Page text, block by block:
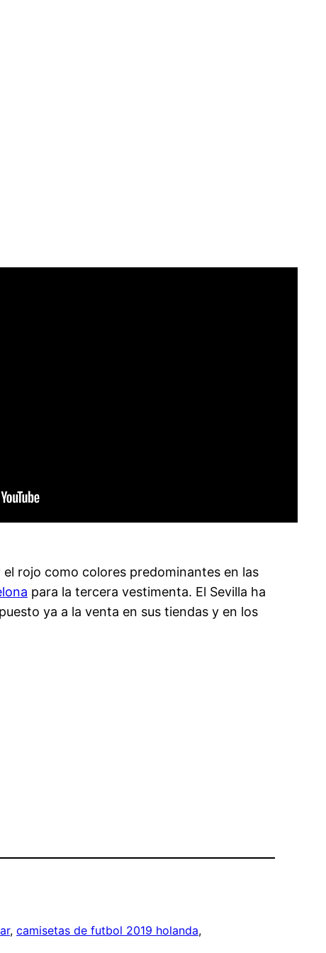
rojo como colores predominantes en las
para la tercera vestimenta. El Sevilla ha
ya a la venta en sus tiendas y en los
, camisetas de futbol 2019 holanda